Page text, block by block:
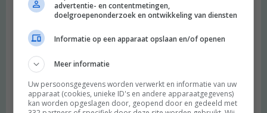
advertentie- en contentmetingen,
doelgroepenonderzoek en ontwikkeling van diensten
Informatie op een apparaat opslaan en/of openen
Meer informatie
Uw persoonsgegevens worden verwerkt en informatie van uw
apparaat (cookies, unieke ID's en andere apparaatgegevens)
kan worden opgeslagen door, geopend door en gedeeld met